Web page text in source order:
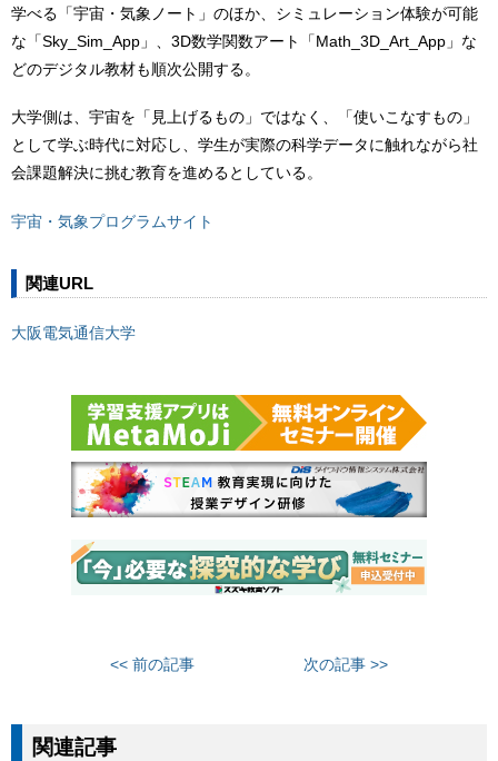
学べる「宇宙・気象ノート」のほか、シミュレーション体験が可能
な「Sky_Sim_App」、3D数学関数アート「Math_3D_Art_App」な
どのデジタル教材も順次公開する。
大学側は、宇宙を「見上げるもの」ではなく、「使いこなすもの」
として学ぶ時代に対応し、学生が実際の科学データに触れながら社
会課題解決に挑む教育を進めるとしている。
宇宙・気象プログラムサイト
関連URL
大阪電気通信大学
<< 前の記事 次の記事 >>
関連記事